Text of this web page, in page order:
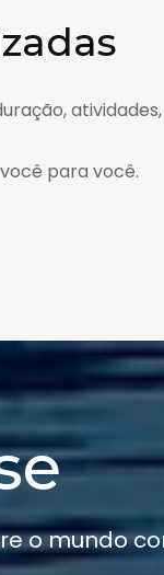
para você.
o mundo